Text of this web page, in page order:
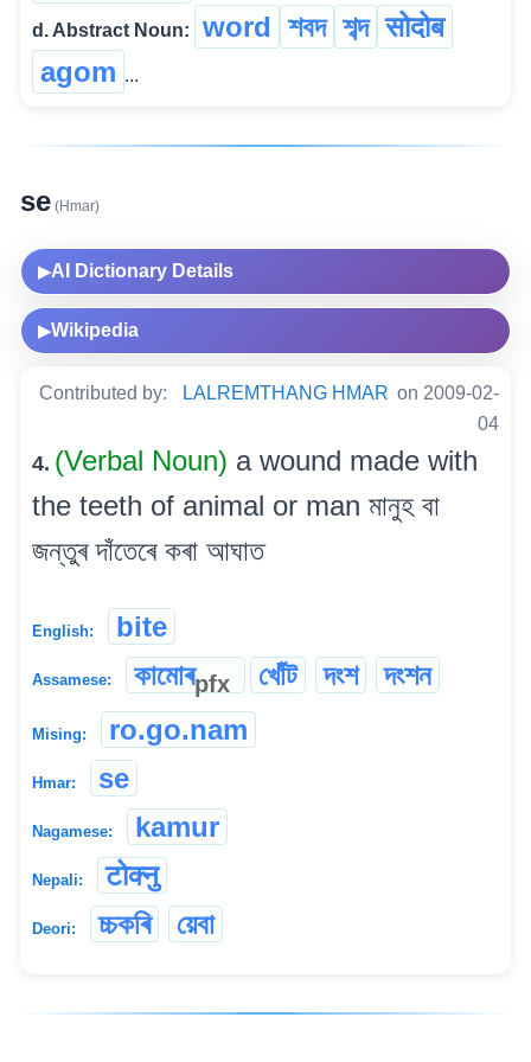
d. Abstract Noun: word শবদ শব্দ सोदोब
agom ...
se (Hmar)
▶AI Dictionary Details
▶Wikipedia
Contributed by: LALREMTHANG HMAR on 2009-02-
04
4. (Verbal Noun) a wound made with
the teeth of animal or man মানুহ বা
জন্তুৰ দাঁতেৰে কৰা আঘাত
English: bite
Assamese: কামোৰpfx খোঁট দংশ দংশন
Mising: ro.go.nam
Hmar: se
Nagamese: kamur
Nepali: टोक्नु
Deori: চ্চকৰি য়েবা